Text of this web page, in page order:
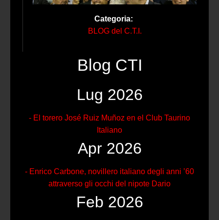
Categoria:
BLOG del C.T.I.
Blog CTI
Lug 2026
- El torero José Ruiz Muñoz en el Club Taurino
Italiano
Apr 2026
- Enrico Carbone, novillero italiano degli anni ’60
attraverso gli occhi del nipote Dario
Feb 2026